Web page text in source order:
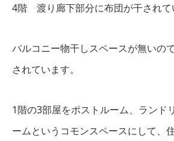
4階 渡り廊下部分に布団が干されて
バルコニー物干しスペースが無いの
されています。
1階の3部屋をポストルーム、ランド
ームというコモンスペースにして、